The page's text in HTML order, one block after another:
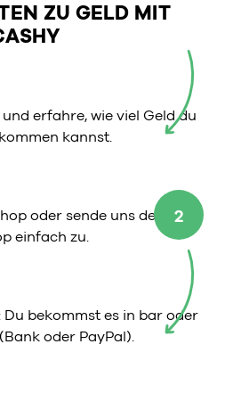
ZU GELD MIT
und erfahre, wie viel Geld du
kannst.
2
oder sende uns deinen
einfach zu.
Du bekommst es in bar oder
oder PayPal).